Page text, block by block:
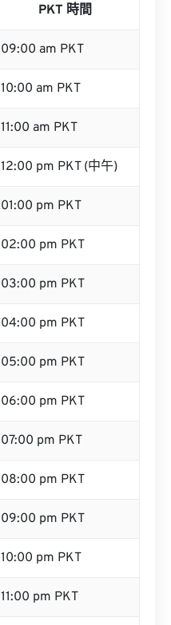
PKT 時間
09:00 am PKT
10:00 am PKT
11:00 am PKT
12:00 pm PKT (中午)
01:00 pm PKT
02:00 pm PKT
03:00 pm PKT
04:00 pm PKT
05:00 pm PKT
06:00 pm PKT
07:00 pm PKT
08:00 pm PKT
09:00 pm PKT
10:00 pm PKT
11:00 pm PKT